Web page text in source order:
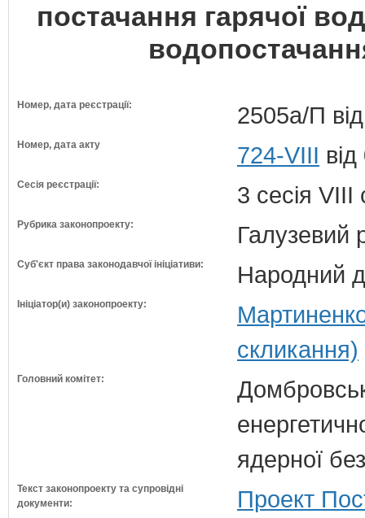
постачання гарячої
Номер, дата реєстрації: 2505а/П
Номер, дата акту 724-VIII
Сесія реєстрації: 3 сесія VIII
Рубрика законопроекту: Галузевий
Суб'єкт права законодавчої ініціативи: Народний
Ініціатор(и) законопроекту:
скликання)
Головний комітет:
ядерної
Текст законопроекту та супровідні
документи:
Проект